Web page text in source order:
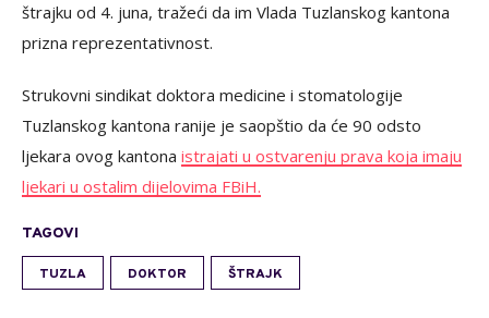
štrajku od 4. juna, tražeći da im Vlada Tuzlanskog kantona
prizna reprezentativnost.
Strukovni sindikat doktora medicine i stomatologije
Tuzlanskog kantona ranije je saopštio da će 90 odsto
ljekara ovog kantona istrajati u ostvarenju prava koja imaju
ljekari u ostalim dijelovima FBiH.
TAGOVI
TUZLA DOKTOR ŠTRAJK